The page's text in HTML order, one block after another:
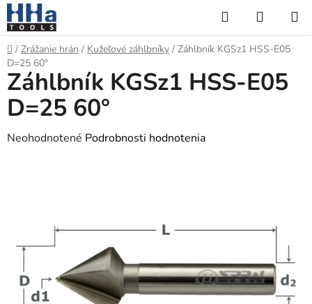
Prejsť
na
obsah
Hľadať
KOŠÍK
Domov
/ Zrážanie hrán / Kužeľové záhlbníky / Záhlbník KGSz1 HSS-E05
D=25 60°
Záhlbník KGSz1 HSS-E05
D=25 60°
Priemerné
hviezdičiek.
Neohodnotené Podrobnosti hodnotenia